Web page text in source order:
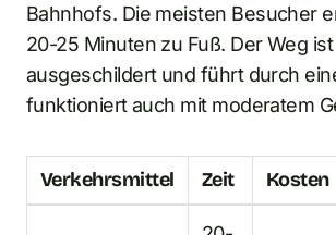
Bahnhofs. Die meisten Besucher
20-25 Minuten zu Fuß. Der Weg
ausgeschildert und führt durch
funktioniert auch mit moderatem
Verkehrsmittel Zeit Kosten